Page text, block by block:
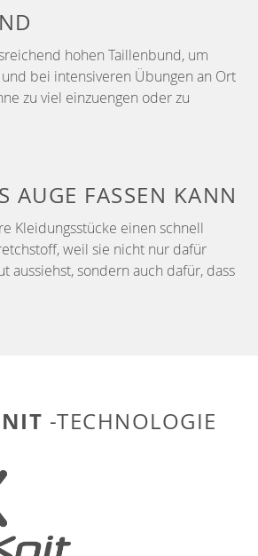
hohen Taillenbund, um
bei intensiveren Übungen an Ort
zu viel einzuengen oder zu
AUGE FASSEN KANN
Kleidungsstücke einen schnell
weil sie nicht nur dafür
aussiehst, sondern auch dafür, dass
-TECHNOLOGIE